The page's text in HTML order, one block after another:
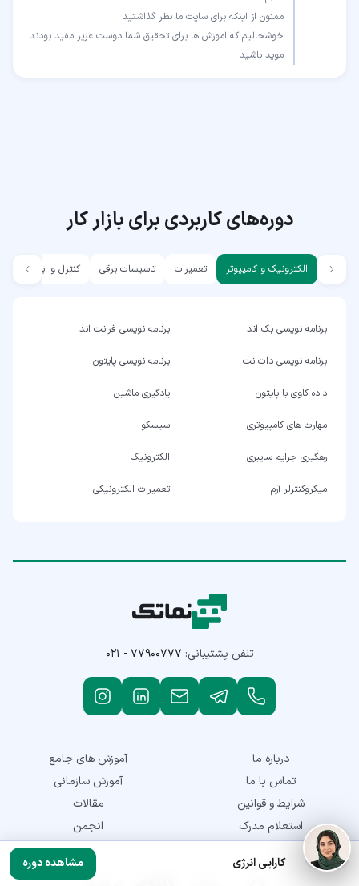
موید باشید
کارایی انرژی مشاهده دوره
دوره‌های کاربردی برای بازار کار
الکترونیک و کامپیوتر تعمیرات تاسیسات برقی کنترل و ابزار دقیق
برنامه نویسی بک اند برنامه نویسی فرانت اند
برنامه نویسی دات نت برنامه نویسی پایتون
داده کاوی با پایتون یادگیری ماشین
مهارت های کامپیوتری سیسکو
رهگیری جرایم سایبری الکترونیک
میکروکنترلر آرم تعمیرات الکترونیکی
تلفن پشتیبانی: ۰۲۱ - ۷۷۹۰۰۷۷۷
درباره ما
تماس با ما
شرایط و قوانین
استعلام مدرک
آموزش های جامع
آموزش سازمانی
مقالات
انجمن
نمادهای اعتماد